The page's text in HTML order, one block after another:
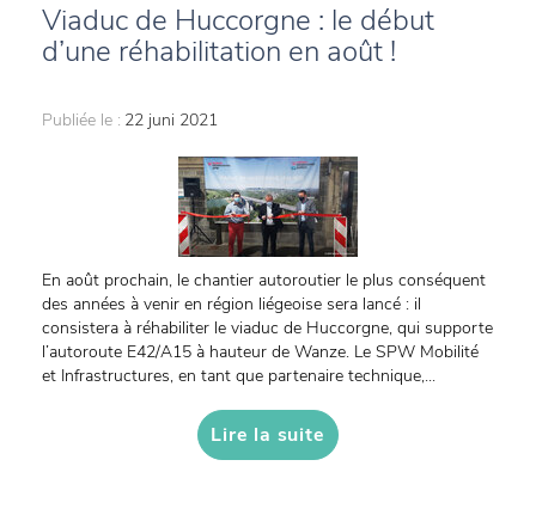
Viaduc de Huccorgne : le début
d’une réhabilitation en août !
Publiée le : 22 juni 2021
En août prochain, le chantier autoroutier le plus conséquent
des années à venir en région liégeoise sera lancé : il
consistera à réhabiliter le viaduc de Huccorgne, qui supporte
l’autoroute E42/A15 à hauteur de Wanze. Le SPW Mobilité
et Infrastructures, en tant que partenaire technique,...
Lire la suite